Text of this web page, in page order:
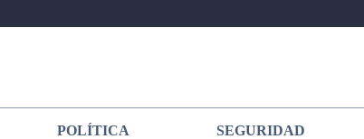
POLÍTICA SEGURIDAD